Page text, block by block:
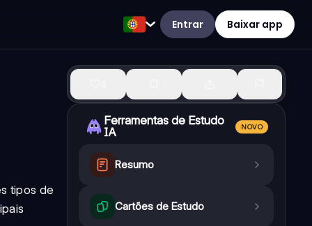
Entrar Baixar app
tipos de
Ferramentas de Estudo
IA
NOVO
Resumo
Cartões de Estudo